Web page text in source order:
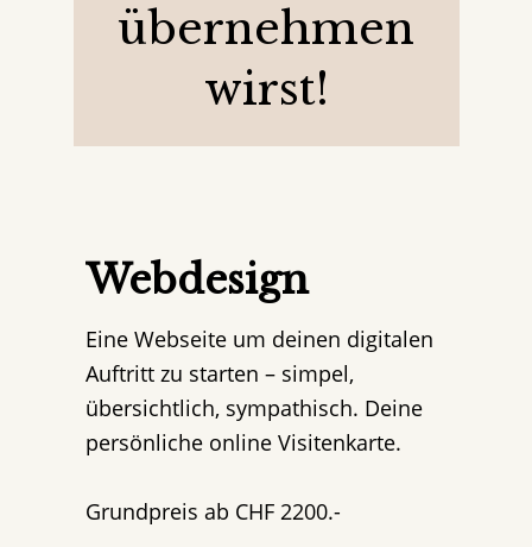
übernehmen
wirst!
Webdesign
Eine Webseite um deinen digitalen
Auftritt zu starten – simpel,
übersichtlich, sympathisch. Deine
persönliche online Visitenkarte.
Grundpreis ab CHF 2200.-